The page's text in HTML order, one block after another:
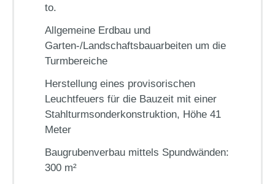
to.
Allgemeine Erdbau und
Garten-/Landschaftsbauarbeiten um die
Turmbereiche
Herstellung eines provisorischen
Leuchtfeuers für die Bauzeit mit einer
Stahlturmsonderkonstruktion, Höhe 41
Meter
Baugrubenverbau mittels Spundwänden:
300 m²